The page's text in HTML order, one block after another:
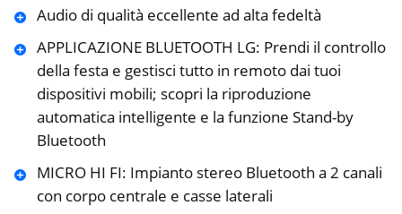
Audio di qualità eccellente ad alta fedeltà
APPLICAZIONE BLUETOOTH LG: Prendi il controllo
della festa e gestisci tutto in remoto dai tuoi
dispositivi mobili; scopri la riproduzione
automatica intelligente e la funzione Stand-by
Bluetooth
MICRO HI FI: Impianto stereo Bluetooth a 2 canali
con corpo centrale e casse laterali